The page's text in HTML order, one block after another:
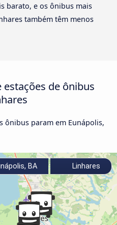
barato, e os ônibus mais
também têm menos
estações de ônibus
ônibus param em Eunápolis,
BA Linhares